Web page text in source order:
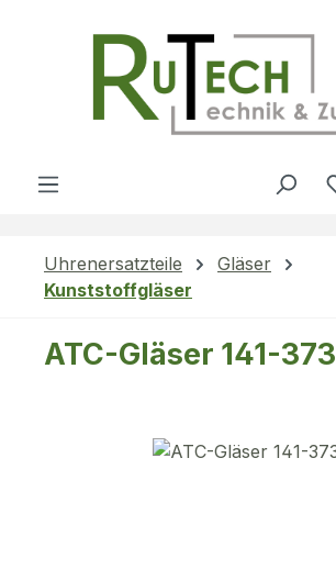
Uhrenersatzteile
Gläser
Kunststoffgläser
ATC-Gläser 141-373
Bildergalerie überspringen